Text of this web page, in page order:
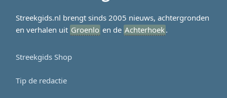
Streekgids.nl brengt sinds 2005 nieuws, achtergronden
en verhalen uit Groenlo en de Achterhoek.
Streekgids Shop
Tip de redactie